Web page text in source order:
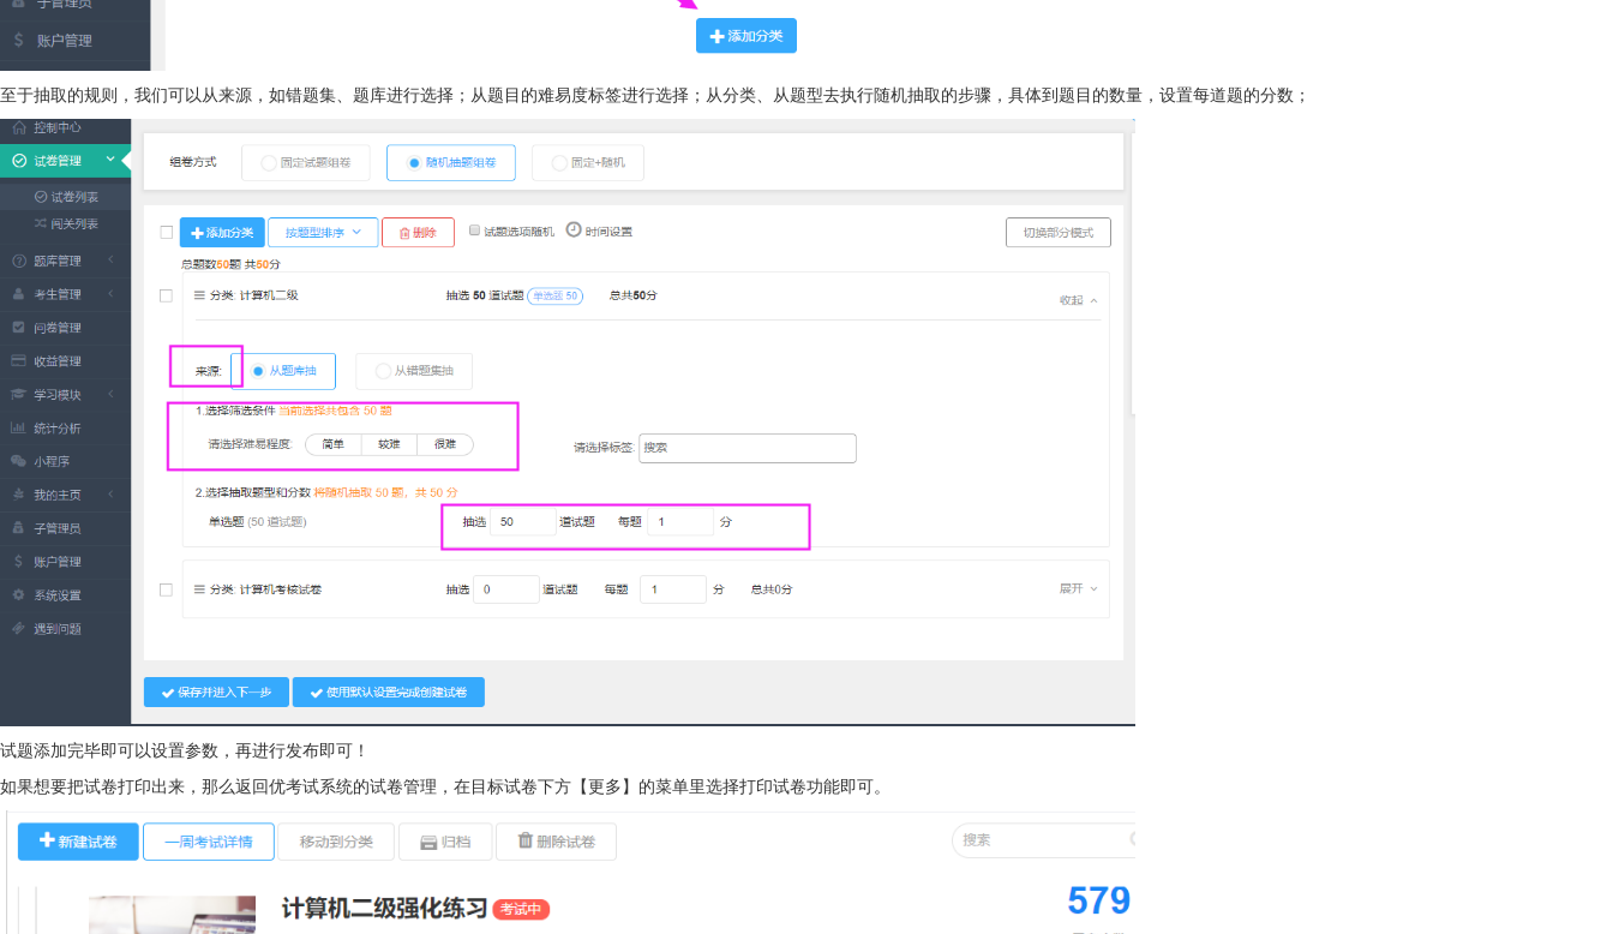
至于抽取的规则，我们可以从来源，如错题集、题库进行选择；从题目的难易度标签进行选择；从分类、从题型去执行随机抽取的步骤，具体到题目的数量，设置每道题的分数；
试题添加完毕即可以设置参数，再进行发布即可！
如果想要把试卷打印出来，那么返回优考试系统的试卷管理，在目标试卷下方【更多】的菜单里选择打印试卷功能即可。